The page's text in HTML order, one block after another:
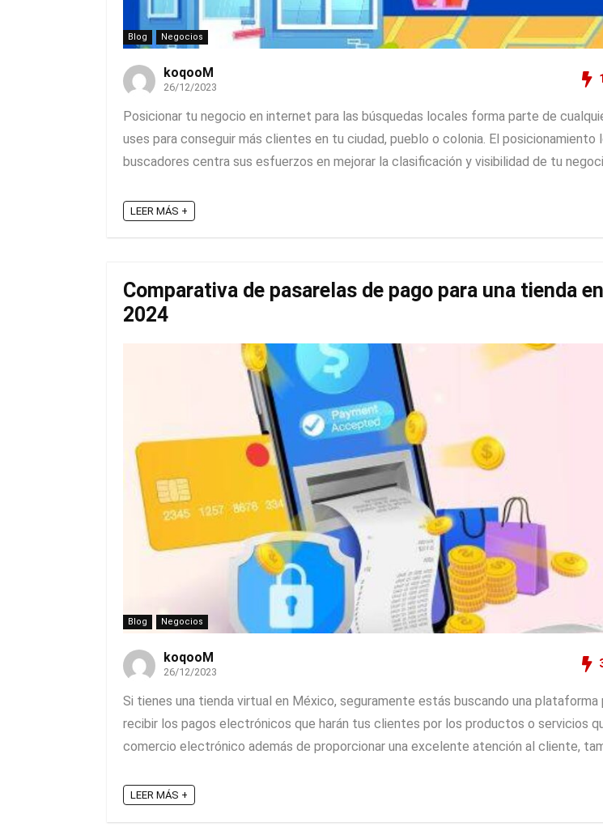
Blog Negocios
koqooM
26/12/2023
Posicionar tu negocio en internet para las búsquedas locales forma parte de
uses para conseguir más clientes en tu ciudad, pueblo o colonia. El posicionamiento
buscadores centra sus esfuerzos en mejorar la clasificación y visibilidad de tu
LEER MÁS +
Comparativa de pasarelas de pago para una tienda
2024
Blog Negocios
koqooM
26/12/2023
Si tienes una tienda virtual en México, seguramente estás buscando una plataforma
recibir los pagos electrónicos que harán tus clientes por los productos o servicios
comercio electrónico además de proporcionar una excelente atención al cliente,
LEER MÁS +